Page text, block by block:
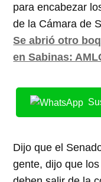
para encabezar
de la Cámara de
Se abrió otro
en Sabinas:
Dijo que el
gente, dijo que